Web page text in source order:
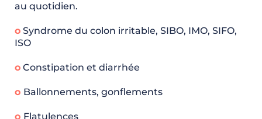
au quotidien.
o Syndrome du colon irritable, SIBO, IMO, SIFO,
ISO​
o Constipation et diarrhée
o Ballonnements, gonflements
o Flatulences